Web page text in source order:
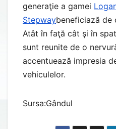
generaţie a gamei
Stepwaybeneficiază de
Atât în faţă cât şi în
sunt reunite de o
accentuează impresia
vehiculelor.
Sursa:Gândul